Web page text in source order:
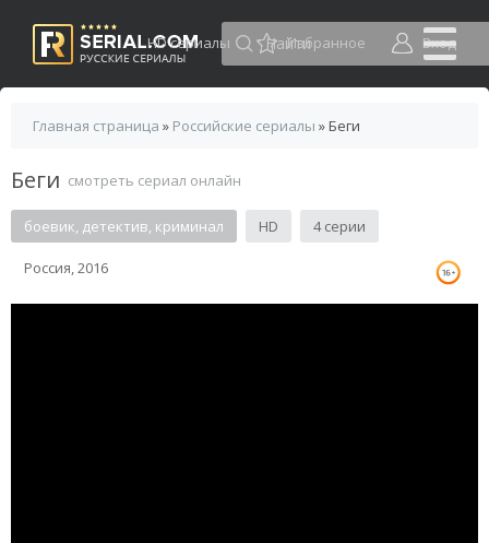
HD сериалы Избранное Вход
Главная страница » Российские сериалы » Беги
Беги смотреть сериал онлайн
боевик, детектив, криминал HD 4 серии
Россия, 2016